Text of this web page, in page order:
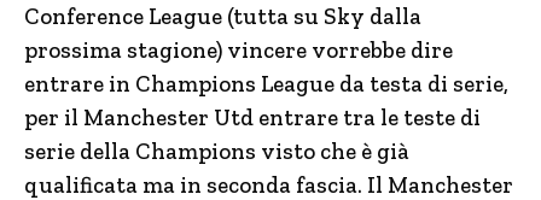
Conference League (tutta su Sky dalla
prossima stagione) vincere vorrebbe dire
entrare in Champions League da testa di serie,
per il Manchester Utd entrare tra le teste di
serie della Champions visto che è già
qualificata ma in seconda fascia. Il Manchester